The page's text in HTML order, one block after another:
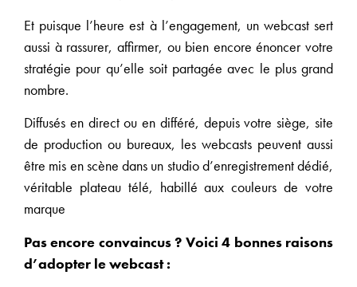
Et puisque l’heure est à l’engagement, un webcast sert
aussi à rassurer, affirmer, ou bien encore énoncer votre
stratégie pour qu’elle soit partagée avec le plus grand
nombre.
Diffusés en direct ou en différé, depuis votre siège, site
de production ou bureaux, les webcasts peuvent aussi
être mis en scène dans un studio d’enregistrement dédié,
véritable plateau télé, habillé aux couleurs de votre
marque
Pas encore convaincus ? Voici 4 bonnes raisons
d’adopter le webcast :